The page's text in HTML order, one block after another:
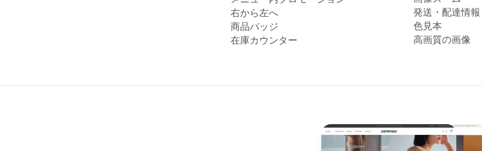
右から左へ
商品バッジ
在庫カウンター
発送・配達情報
色見本
高画質の画像